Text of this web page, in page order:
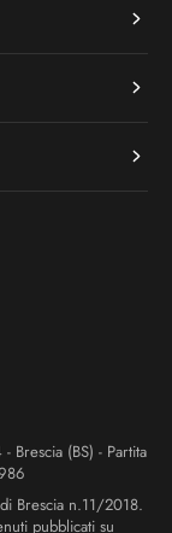
Brescia (BS) - Partita
Brescia n.11/2018.
pubblicati su